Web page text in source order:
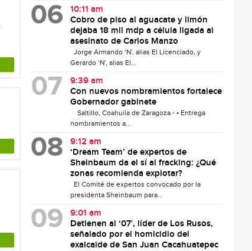
10:11 am
Cobro de piso al aguacate y limón
dejaba 18 mil mdp a célula ligada al
asesinato de Carlos Manzo
Jorge Armando ‘N’, alias El Licenciado, y
Gerardo ‘N’, alias El...
9:39 am
Con nuevos nombramientos fortalece
Gobernador gabinete
Saltillo, Coahuila de Zaragoza.- • Entrega
nombramientos a...
9:12 am
‘Dream Team’ de expertos de
Sheinbaum da el sí al fracking: ¿Qué
zonas recomienda explotar?
El Comité de expertos convocado por la
presidenta Sheinbaum para...
9:01 am
Detienen al ‘07′, líder de Los Rusos,
señalado por el homicidio del
exalcalde de San Juan Cacahuatepec